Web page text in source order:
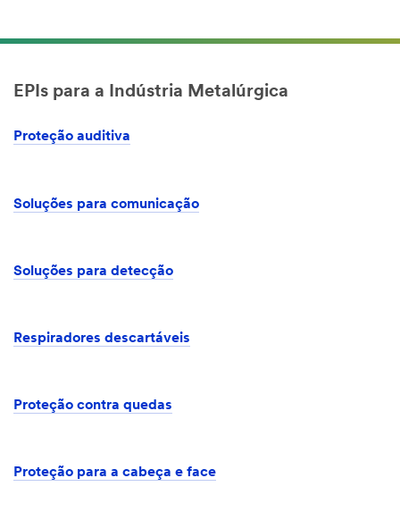
EPIs para a Indústria Metalúrgica
Proteção auditiva
Soluções para comunicação
Soluções para detecção
Respiradores descartáveis
Proteção contra quedas
Proteção para a cabeça e face